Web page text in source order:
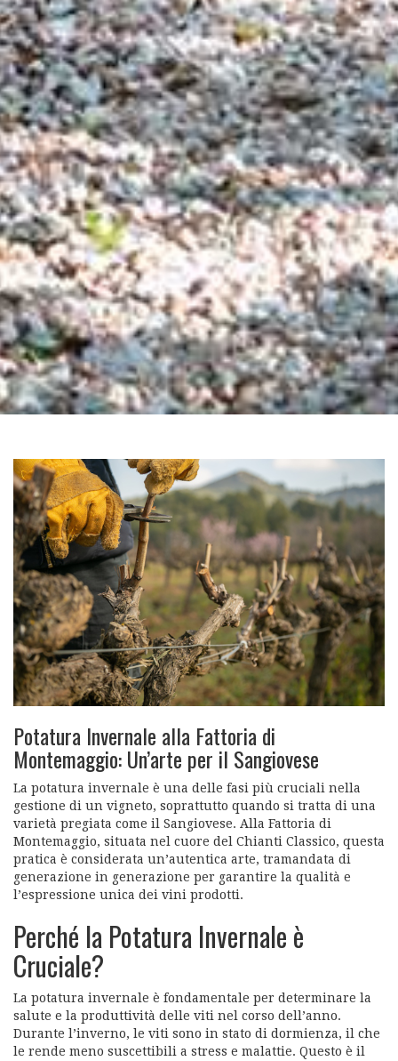
Potatura Invernale alla Fattoria di
Montemaggio: Un’arte per il Sangiovese
La potatura invernale è una delle fasi più cruciali nella
gestione di un vigneto, soprattutto quando si tratta di una
varietà pregiata come il Sangiovese. Alla Fattoria di
Montemaggio, situata nel cuore del Chianti Classico, questa
pratica è considerata un’autentica arte, tramandata di
generazione in generazione per garantire la qualità e
l’espressione unica dei vini prodotti.
Perché la Potatura Invernale è
Cruciale?
La potatura invernale è fondamentale per determinare la
salute e la produttività delle viti nel corso dell’anno.
Durante l’inverno, le viti sono in stato di dormienza, il che
le rende meno suscettibili a stress e malattie. Questo è il